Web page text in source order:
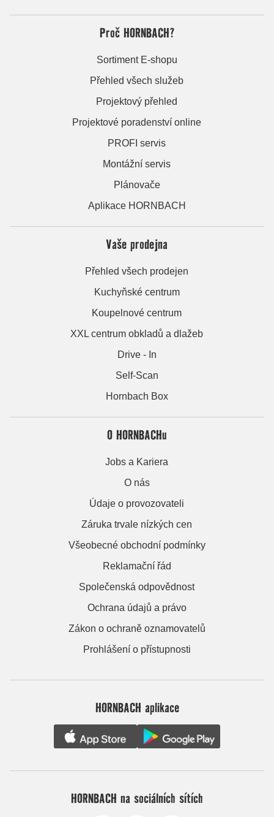
Proč HORNBACH?
Sortiment E-shopu
Přehled všech služeb
Projektový přehled
Projektové poradenství online
PROFI servis
Montážní servis
Plánovače
Aplikace HORNBACH
Vaše prodejna
Přehled všech prodejen
Kuchyňské centrum
Koupelnové centrum
XXL centrum obkladů a dlažeb
Drive - In
Self-Scan
Hornbach Box
O HORNBACHu
Jobs a Kariera
O nás
Údaje o provozovateli
Záruka trvale nízkých cen
Všeobecné obchodní podmínky
Reklamační řád
Společenská odpovědnost
Ochrana údajů a právo
Zákon o ochraně oznamovatelů
Prohlášení o přístupnosti
HORNBACH aplikace
HORNBACH na sociálních sítích